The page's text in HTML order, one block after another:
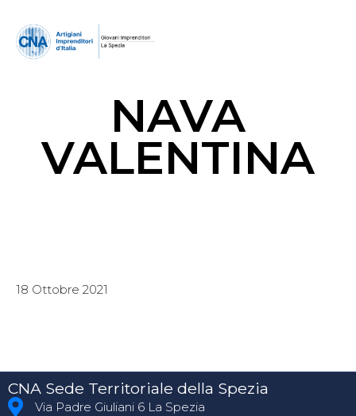
NAVA
VALENTINA
18 Ottobre 2021
CNA Sede Territoriale della Spezia
Via Padre Giuliani 6 La Spezia